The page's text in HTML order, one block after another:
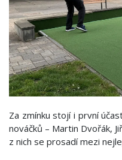
Za zmínku stojí i první
nováčků – Martin Dvořák,
z nich se prosadí mezi